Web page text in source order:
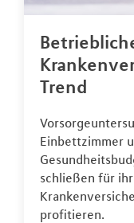
Trend
Einbettzimmer
schließen für
profitieren.